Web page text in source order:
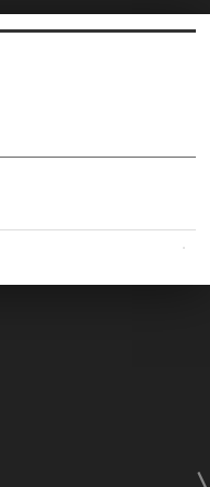
5
북5
5
북5